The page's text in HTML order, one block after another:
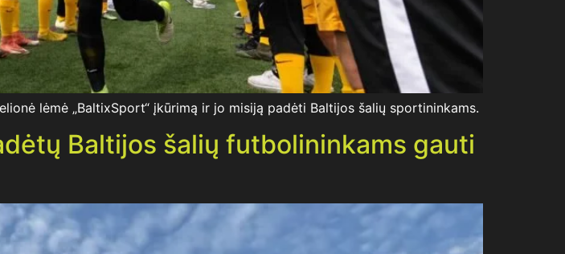
lėmė „BaltixSport“ įkūrimą ir jo misiją padėti Baltijos šalių sportininkams.
Baltijos šalių futbolininkams gauti